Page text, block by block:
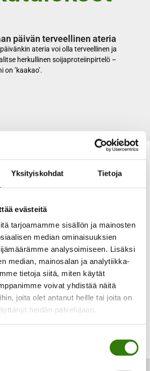
Yksityiskohdat Tietoja
evästeitä
tarjoamamme sisällön ja mainosten
median ominaisuuksien
analysoimiseen. Lisäksi
median, mainosalan ja analytiikka-
tietoja siitä, miten käytät
voivat yhdistää näitä
joita olet antanut heille tai joita on
heidän palvelujaan.
päivän terveellinen ateria
ateria voi olla terveellinen ja
herkullinen soijaproteiinpirtelö –
on ’kaakao’.
maksuvaihtoehtoja
tai valita halutessasi joustavan
osamaksun.